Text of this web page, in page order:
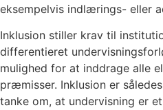
eksempelvis indlærings- eller
Inklusion stiller krav til
differentieret
mulighed for at inddrage alle
præmisser. Inklusion er
tanke om, at undervisning er